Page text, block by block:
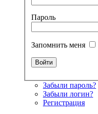
Пароль
Запомнить меня
Забыли пароль?
Забыли логин?
Регистрация